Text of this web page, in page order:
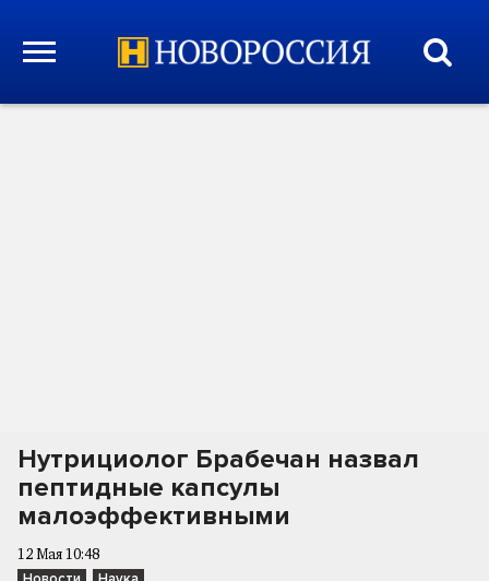
Нутрициолог Брабечан назвал
пептидные капсулы
малоэффективными
12 Мая 10:48